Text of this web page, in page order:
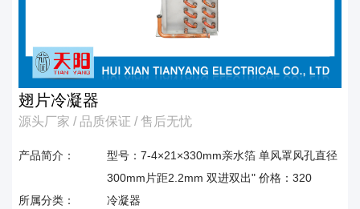
翅片冷凝器
源头厂家 / 品质保证 / 售后无忧
产品简介：
型号：7-4×21×330mm亲水箔 单风罩风孔直径
300mm片距2.2mm 双进双出" 价格：320
所属分类：
冷凝器